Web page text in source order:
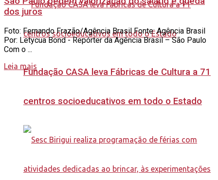
Fundação CASA leva Fábricas de Cultura a 71
centros socioeducativos em todo o Estado
dos juros
Foto: Fernando Frazão/Agência Brasil Fonte: Agência Brasil
Por: Letycua Bond - Repórter da Agência Brasil – São Paulo
Com o ...
Leia mais